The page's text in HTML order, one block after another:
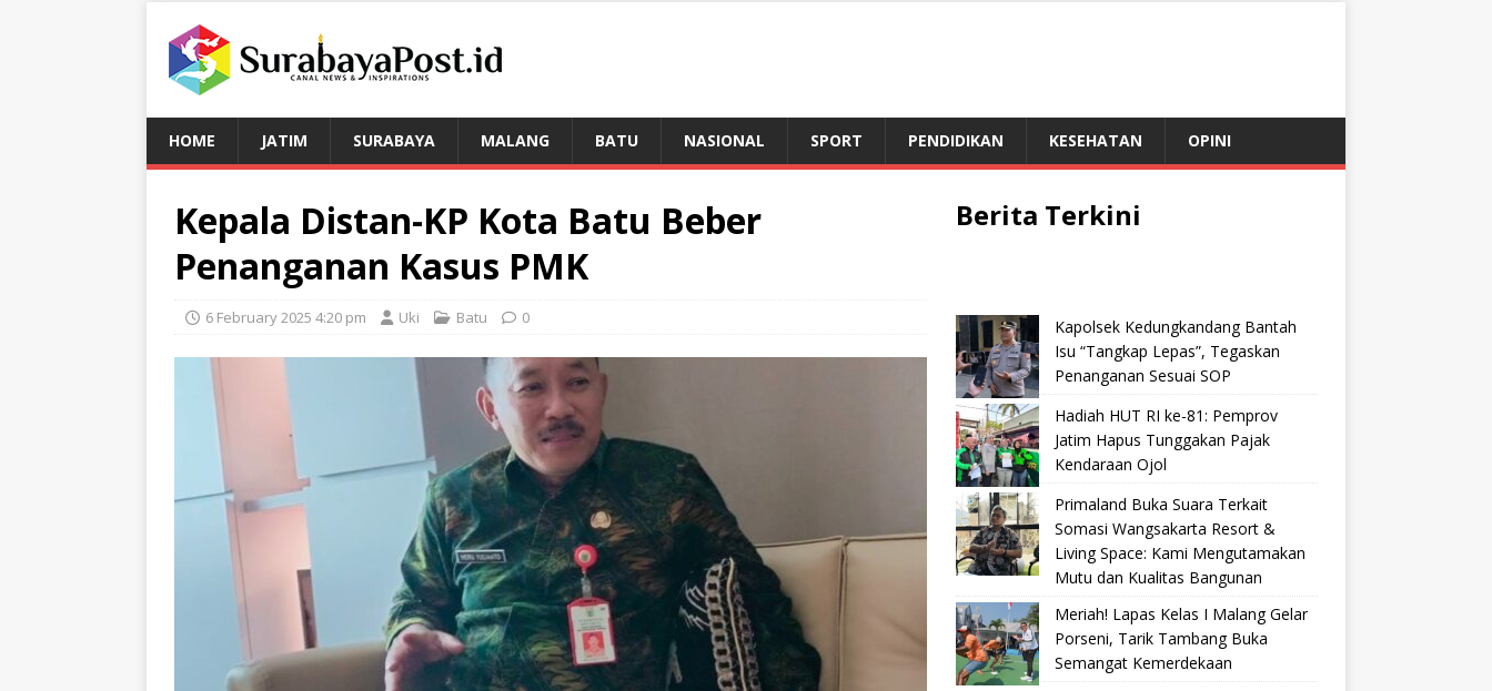
HOME JATIM SURABAYA MALANG BATU NASIONAL SPORT PENDIDIKAN KESEHATAN OPINI
Kepala Distan-KP Kota Batu Beber
Penanganan Kasus PMK
6 February 2025 4:20 pm Uki Batu 0
Berita Terkini
Kapolsek Kedungkandang Bantah
Isu “Tangkap Lepas”, Tegaskan
Penanganan Sesuai SOP
Hadiah HUT RI ke-81: Pemprov
Jatim Hapus Tunggakan Pajak
Kendaraan Ojol
Primaland Buka Suara Terkait
Somasi Wangsakarta Resort &
Living Space: Kami Mengutamakan
Mutu dan Kualitas Bangunan
Meriah! Lapas Kelas I Malang Gelar
Porseni, Tarik Tambang Buka
Semangat Kemerdekaan